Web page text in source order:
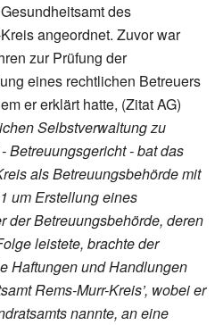
des
angeordnet. Zuvor war
zur Prüfung der
eines rechtlichen Betreuers
er erklärt hatte, (Zitat AG)
Selbstverwaltung zu
Betreuungsgericht - bat das
als Betreuungsbehörde mit
um Erstellung eines
der Betreuungsbehörde, deren
leistete, brachte der
Haftungen und Handlungen
Rems-Murr-Kreis’, wobei er
nannte, an eine